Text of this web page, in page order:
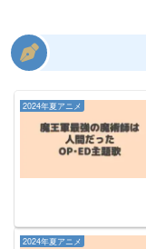
2024年夏アニメ
2024年夏アニメ